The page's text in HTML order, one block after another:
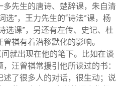
多先生的唐诗、楚辞课，朱自清
选”，王力先生的“诗法”课，杨
选课”，另还有左传、史记、杜
祺有着潜移默化的影响。
就出现在他的笔下。比如在谈
汪曾祺常援引他所读过的书：
述了很多人的对话，很生动；说